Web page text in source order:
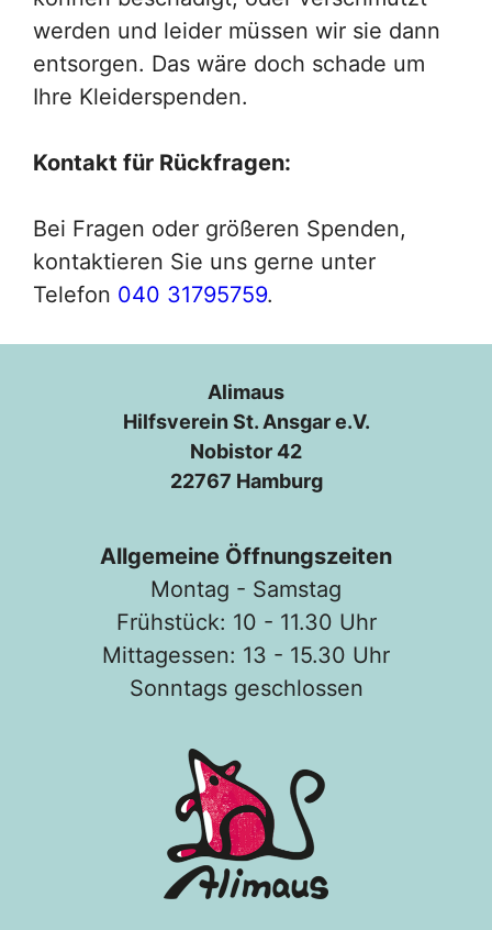
werden und leider müssen wir sie dann
entsorgen. Das wäre doch schade um
Ihre Kleiderspenden.
Kontakt für Rückfragen:
Bei Fragen oder größeren Spenden,
kontaktieren Sie uns gerne unter
Telefon 040 31795759.
Alimaus
Hilfsverein St. Ansgar e.V.
Nobistor 42
22767 Hamburg
Allgemeine Öffnungszeiten
Montag - Samstag
Frühstück: 10 - 11.30 Uhr
Mittagessen: 13 - 15.30 Uhr
Sonntags geschlossen